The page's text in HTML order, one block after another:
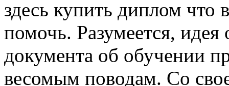
здесь купить диплом что
помочь. Разумеется,
документа об обучении
весомым поводам. Со